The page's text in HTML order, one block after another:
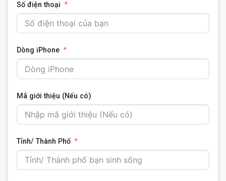
Số điện thoại
Dòng iPhone
Mã giới thiệu (Nếu có)
Tỉnh/ Thành Phố